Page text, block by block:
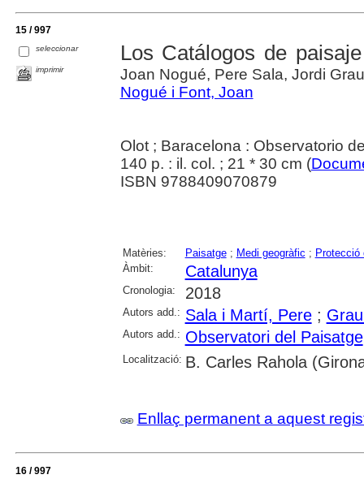
15 / 997
seleccionar
imprimir
Los Catálogos de
Joan Nogué, Pere Sala, Jordi Grau
Nogué i Font, Joan
Olot ; Baracelona : Observatorio
140 p. : il. col. ; 21 * 30 cm (
ISBN 9788409070879
Matèries: Paisatge; Medi geogràfic ; Protecció
Àmbit:
Catalunya
Cronologia: 2018
Autors add.: Sala i Martí, Pere;
Autors add.: Observatori del Paisatge
Localització: B. Carles Rahola
Enllaç permanent a aquest
16 / 997